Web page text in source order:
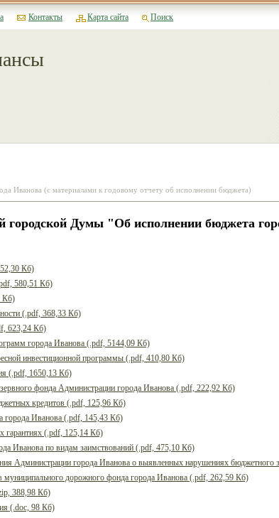
Контакты Карта сайта Поиск
Иванова (с материалами к годовому отчету об исполнении бюджета)
Думы "Об исполнении бюджета
Кб)
580,51 Кб)
Кб)
(.pdf, 368,33 Кб)
623,24 Кб)
города Иванова (.pdf, 5144,09 Кб)
инвестиционной программы (.pdf, 410,80 Кб)
(.pdf, 1650,13 Кб)
фонда Администрации города Иванова (.pdf, 222,92 Кб)
кредитов (.pdf, 125,96 Кб)
города Иванова (.pdf, 145,43 Кб)
гарантиях (.pdf, 125,14 Кб)
Иванова по видам заимствований (.pdf, 475,10 Кб)
Администрации города Иванова о выявленных нарушениях бюджетного
муниципального дорожного фонда города Иванова (.pdf, 262,59 Кб)
388,98 Кб)
(.doc, 98 Кб)